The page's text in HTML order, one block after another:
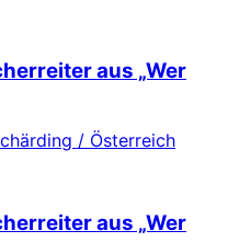
aus „Wer
/ Österreich
aus „Wer